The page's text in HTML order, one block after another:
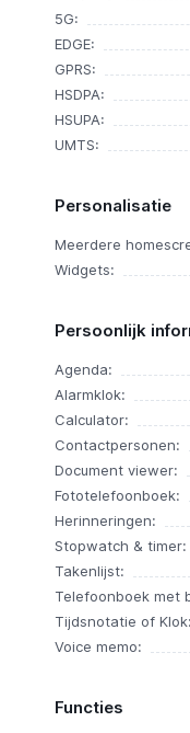
5G:
EDGE:
GPRS:
HSDPA:
HSUPA:
UMTS:
Personalisatie
Meerdere
Widgets:
Persoonlijk
Agenda:
Alarmklok:
Calculator:
Contactpersonen:
Document viewer:
Fototelefoonboek:
Herinneringen:
Stopwatch & timer:
Takenlijst:
Telefoonboek met
Tijdsnotatie of Klok:
Voice memo:
Functies